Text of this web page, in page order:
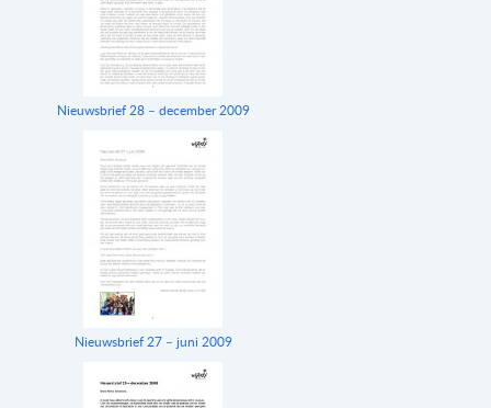
Nieuwsbrief 28 – december 2009
Nieuwsbrief 27 – juni 2009